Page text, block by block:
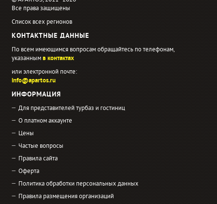
Все права защищены
Список всех регионов
КОНТАКТНЫЕ ДАННЫЕ
По всем имеющимся вопросам обращайтесь по телефонам,
указаннымв контактах
или электронной почте:
info@apartos.ru
ИНФОРМАЦИЯ
Для представителей турбаз и гостиниц
О платном аккаунте
Цены
Частые вопросы
Правила сайта
Оферта
Политика обработки персональных данных
Правила размещения организаций